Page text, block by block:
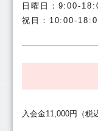
日曜日：9:00-
祝日：10:00-
入会金11,000円（税